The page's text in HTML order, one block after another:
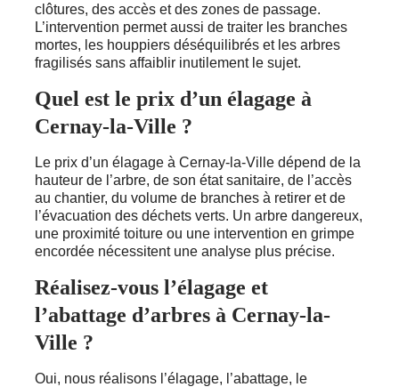
clôtures, des accès et des zones de passage.
L’intervention permet aussi de traiter les branches
mortes, les houppiers déséquilibrés et les arbres
fragilisés sans affaiblir inutilement le sujet.
Quel est le prix d’un élagage à
Cernay-la-Ville ?
Le prix d’un élagage à Cernay-la-Ville dépend de la
hauteur de l’arbre, de son état sanitaire, de l’accès
au chantier, du volume de branches à retirer et de
l’évacuation des déchets verts. Un arbre dangereux,
une proximité toiture ou une intervention en grimpe
encordée nécessitent une analyse plus précise.
Réalisez-vous l’élagage et
l’abattage d’arbres à Cernay-la-
Ville ?
Oui, nous réalisons l’élagage, l’abattage, le